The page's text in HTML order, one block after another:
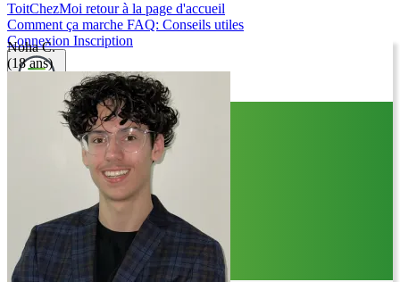
ToitChezMoi retour à la page d'accueil
Comment ça marche FAQ: Conseils utiles
Connexion Inscription
Noha C.
(18 ans)